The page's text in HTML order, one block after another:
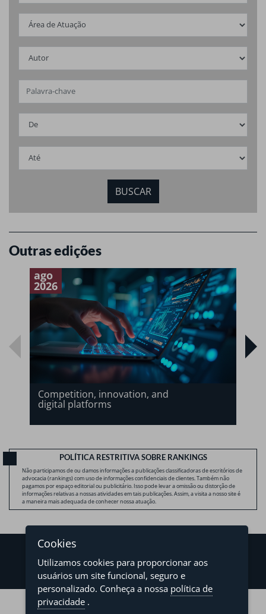
Outras edições
ago
2026
Competition, innovation, and
digital platforms
POLÍTICA RESTRITIVA SOBRE RANKINGS
Não participamos de ou damos informações a publicações classificadoras de escritórios de
advocacia (rankings) com uso de informações confidenciais de clientes. Também não
pagamos por espaço editorial ou publicitário. Isso pode levar a omissão ou distorção de
informações relativas a nossas atividades em tais publicações. Assim, a visita a nosso site é
a maneira mais adequada de conhecer nossa atuação.
©2026 - Levy & Salomão Advogados - Todos os direitos reservados
Cookies
Utilizamos cookies para proporcionar aos
usuários um site funcional, seguro e
personalizado. Conheça a nossa política de
privacidade .